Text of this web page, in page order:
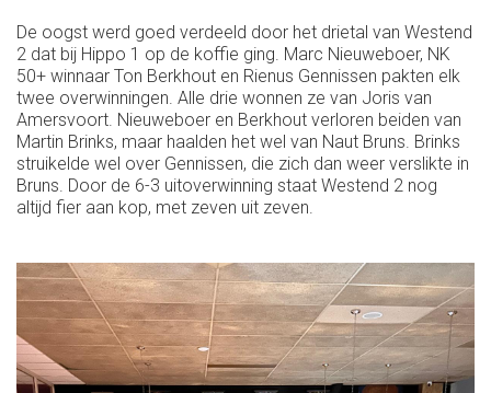
De oogst werd goed verdeeld door het drietal van Westend
2 dat bij Hippo 1 op de koffie ging. Marc Nieuweboer, NK
50+ winnaar Ton Berkhout en Rienus Gennissen pakten elk
twee overwinningen. Alle drie wonnen ze van Joris van
Amersvoort. Nieuweboer en Berkhout verloren beiden van
Martin Brinks, maar haalden het wel van Naut Bruns. Brinks
struikelde wel over Gennissen, die zich dan weer verslikte in
Bruns. Door de 6-3 uitoverwinning staat Westend 2 nog
altijd fier aan kop, met zeven uit zeven.